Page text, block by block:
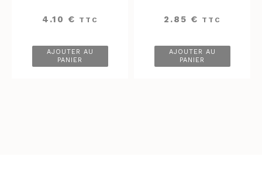
4.10 € TTC
AJOUTER AU
PANIER
2.85 € TTC
AJOUTER AU
PANIER